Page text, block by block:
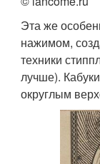
Эта же
нажимом,
техники
лучше).
округлым